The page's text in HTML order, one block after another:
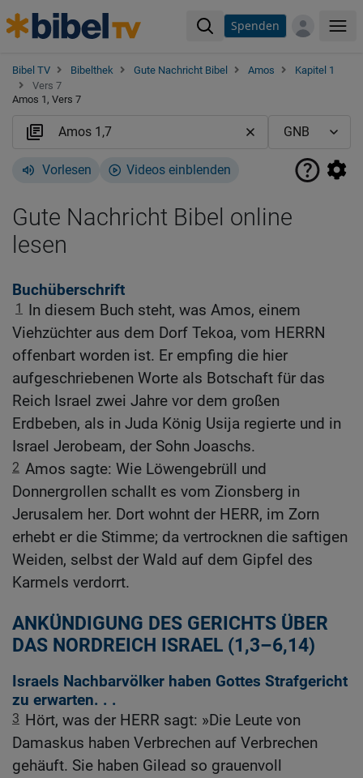
Spenden
Bibel TV Bibelthek Gute Nachricht Bibel Amos
Kapitel 1
Vers 7
Amos 1, Vers 7
Vorlesen Videos einblenden
Gute Nachricht Bibel online
lesen
Buchüberschrift
1
In diesem Buch steht, was Amos, einem
Viehzüchter aus dem Dorf Tekoa, vom HERRN
offenbart worden ist. Er empfing die hier
aufgeschriebenen Worte als Botschaft für das
Reich Israel zwei Jahre vor dem großen
Erdbeben, als in Juda König Usija regierte und in
Israel Jerobeam, der Sohn Joaschs.
2 Amos sagte: Wie Löwengebrüll und
Donnergrollen schallt es vom Zionsberg in
Jerusalem her. Dort wohnt der HERR, im Zorn
erhebt er die Stimme; da vertrocknen die saftigen
Weiden, selbst der Wald auf dem Gipfel des
Karmels verdorrt.
ANKÜNDIGUNG DES GERICHTS ÜBER
DAS NORDREICH ISRAEL (1,3–6,14)
Israels Nachbarvölker haben Gottes Strafgericht
zu erwarten. . .
3 Hört, was der HERR sagt: »Die Leute von
Damaskus haben Verbrechen auf Verbrechen
gehäuft. Sie haben Gilead so grauenvoll